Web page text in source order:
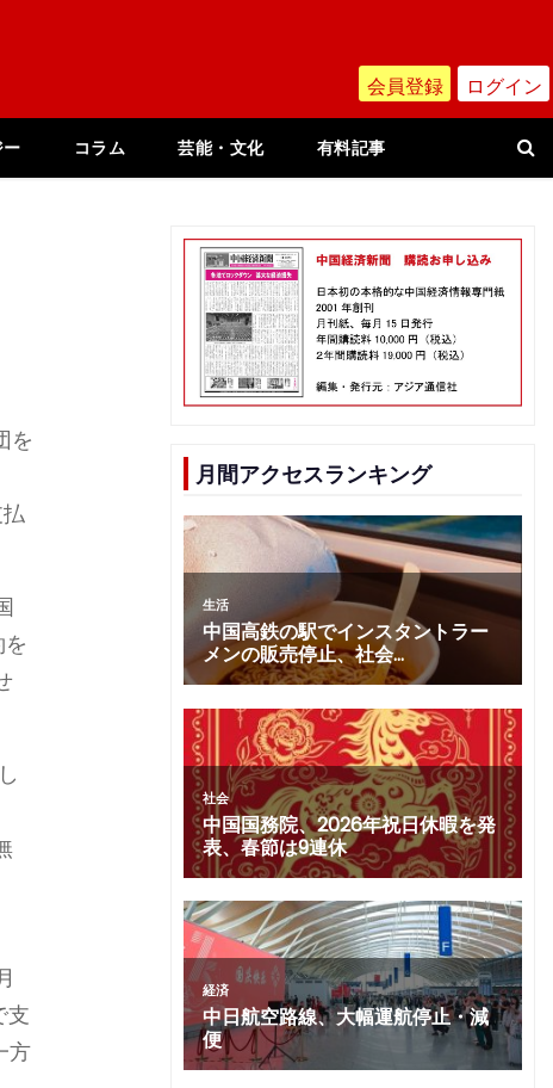
会員登録 ログイン
コラム 芸能・文化 有料記事
を
支
方
月間アクセスランキング